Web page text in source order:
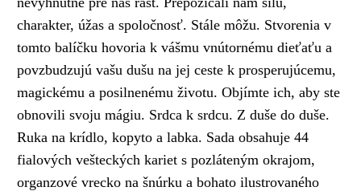
charakter, úžas a spoločnosť. Stále môžu. Stvorenia v
tomto balíčku hovoria k vášmu vnútornému dieťaťu a
povzbudzujú vašu dušu na jej ceste k prosperujúcemu,
magickému a posilnenému životu. Objímte ich, aby ste
obnovili svoju mágiu. Srdca k srdcu. Z duše do duše.
Ruka na krídlo, kopyto a labka. Sada obsahuje 44
fialových vešteckých kariet s pozláteným okrajom,
organzové vrecko na šnúrku a bohato ilustrovaného